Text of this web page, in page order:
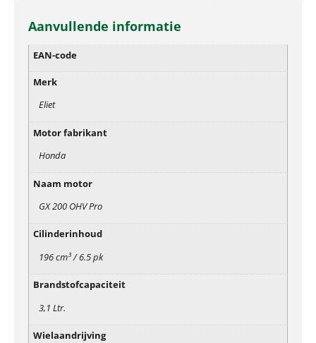
Aanvullende informatie
EAN-code
Merk
Eliet
Motor fabrikant
Honda
Naam motor
GX 200 OHV Pro
Cilinderinhoud
196 cm³ / 6.5 pk
Brandstofcapaciteit
3,1 Ltr.
Wielaandrijving